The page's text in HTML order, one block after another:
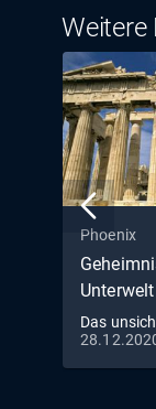
Weitere
Phoenix
Unterwelt
Das